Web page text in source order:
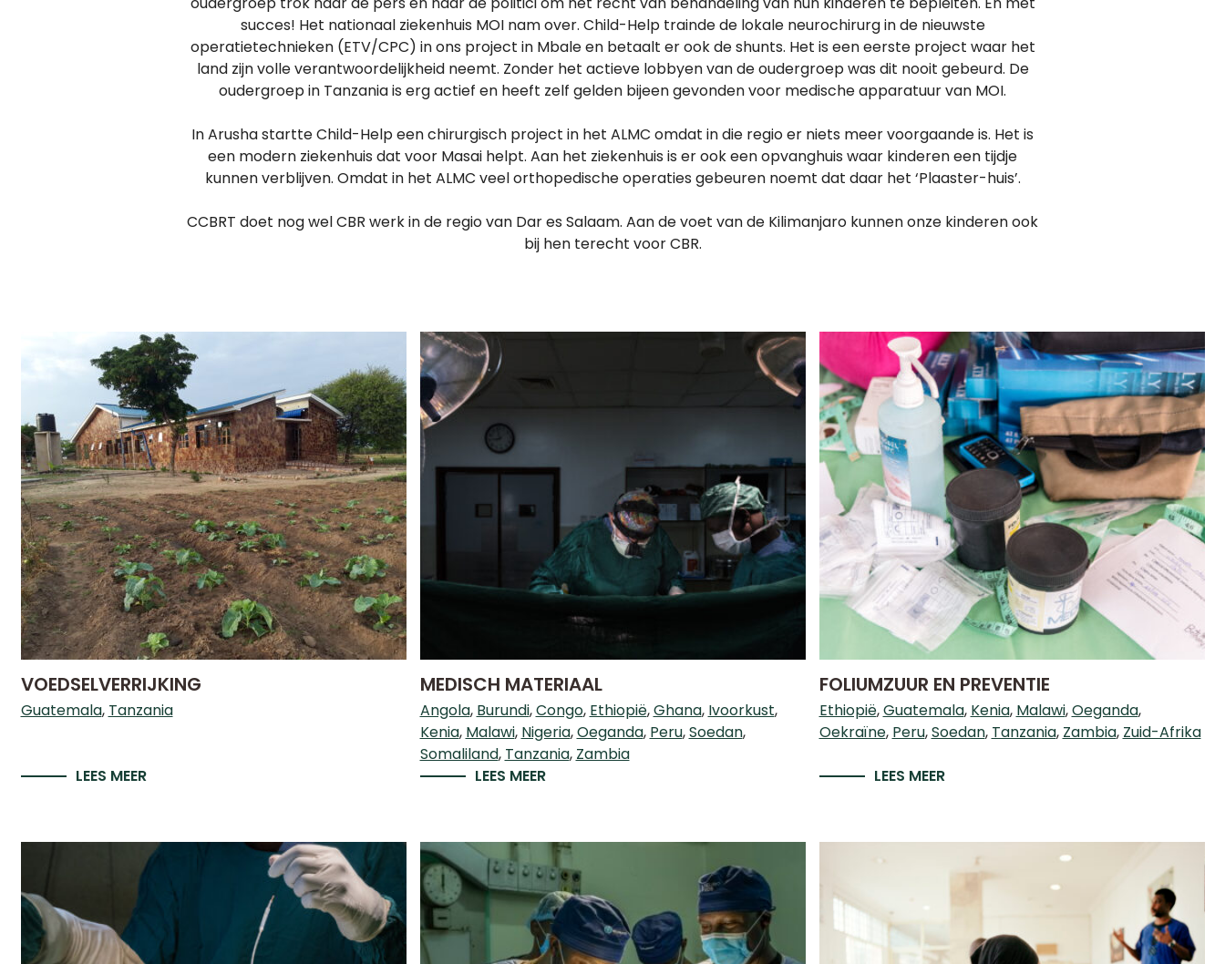
succes! Het nationaal ziekenhuis MOI nam over. Child-Help trainde de lokale neurochirurg in de nieuwste
operatietechnieken (ETV/CPC) in ons project in Mbale en betaalt er ook de shunts. Het is een eerste project waar het
land zijn volle verantwoordelijkheid neemt. Zonder het actieve lobbyen van de oudergroep was dit nooit gebeurd. De
oudergroep in Tanzania is erg actief en heeft zelf gelden bijeen gevonden voor medische apparatuur van MOI.
In Arusha startte Child-Help een chirurgisch project in het ALMC omdat in die regio er niets meer voorgaande is. Het is
een modern ziekenhuis dat voor Masai helpt. Aan het ziekenhuis is er ook een opvanghuis waar kinderen een tijdje
kunnen verblijven. Omdat in het ALMC veel orthopedische operaties gebeuren noemt dat daar het ‘Plaaster-huis’.
CCBRT doet nog wel CBR werk in de regio van Dar es Salaam. Aan de voet van de Kilimanjaro kunnen onze kinderen ook
bij hen terecht voor CBR.
VOEDSELVERRIJKING
Guatemala Tanzania
LEES MEER
MEDISCH MATERIAAL
Angola Burundi Congo Ethiopië Ghana Ivoorkust
Kenia Malawi Nigeria Oeganda Peru Soedan
Somaliland Tanzania Zambia
LEES MEER
FOLIUMZUUR EN PREVENTIE
Ethiopië Guatemala Kenia Malawi Oeganda
Oekraïne Peru Soedan Tanzania Zambia Zuid-Afrika
LEES MEER